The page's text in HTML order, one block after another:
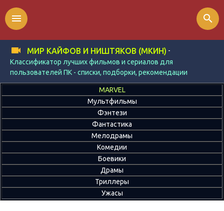
МИР КАЙФОВ И НИШТЯКОВ (МКИН) -
Классификатор лучших фильмов и сериалов для
пользователей ПК - списки, подборки, рекомендации
menu search
MARVEL
Мультфильмы
Фэнтези
Фантастика
Мелодрамы
Комедии
Боевики
Драмы
Триллеры
Ужасы